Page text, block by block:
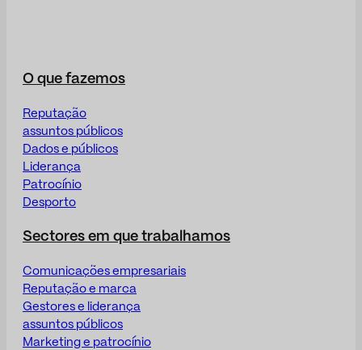
O que fazemos
Reputação
assuntos públicos
Dados e públicos
Liderança
Patrocínio
Desporto
Sectores em que trabalhamos
Comunicações empresariais
Reputação e marca
Gestores e liderança
assuntos públicos
Marketing e patrocínio